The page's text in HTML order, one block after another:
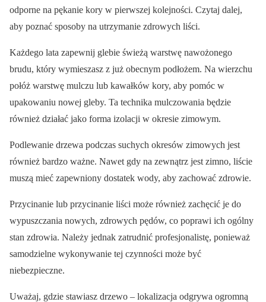
odporne na pękanie kory w pierwszej kolejności. Czytaj dalej,
aby poznać sposoby na utrzymanie zdrowych liści.
Każdego lata zapewnij glebie świeżą warstwę nawożonego
brudu, który wymieszasz z już obecnym podłożem. Na wierzchu
połóż warstwę mulczu lub kawałków kory, aby pomóc w
upakowaniu nowej gleby. Ta technika mulczowania będzie
również działać jako forma izolacji w okresie zimowym.
Podlewanie drzewa podczas suchych okresów zimowych jest
również bardzo ważne. Nawet gdy na zewnątrz jest zimno, liście
muszą mieć zapewniony dostatek wody, aby zachować zdrowie.
Przycinanie lub przycinanie liści może również zachęcić je do
wypuszczania nowych, zdrowych pędów, co poprawi ich ogólny
stan zdrowia. Należy jednak zatrudnić profesjonalistę, ponieważ
samodzielne wykonywanie tej czynności może być
niebezpieczne.
Uważaj, gdzie stawiasz drzewo – lokalizacja odgrywa ogromną